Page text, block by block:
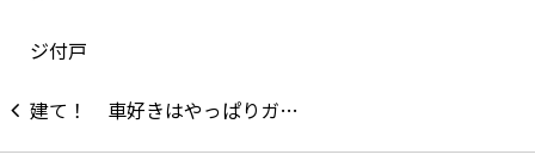
車好きはやっぱりガ…